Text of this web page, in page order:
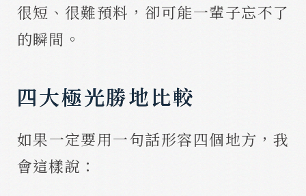
很短、很難預料，卻可能一輩子忘不了
的瞬間。
四大極光勝地比較
如果一定要用一句話形容四個地方，我
會這樣說：